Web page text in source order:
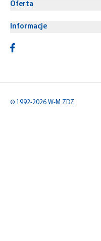
Oferta
Informacje
© 1992-2026 W-M ZDZ